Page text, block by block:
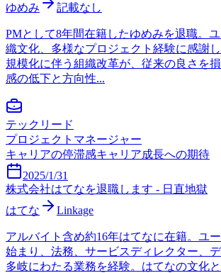
ゆめみ
記載なし
PMとして8年間在籍したゆめみを退職。
織文化、多様なプロジェクト経験に感謝
規模化に伴う組織改革が、従来の良さを
感の低下と方向性...
テックリード
プロジェクトマネージャー
キャリアの停滞感キャリア成長への期待
2025/1/31
株式会社はてなを退職します - 日直地獄
はてな
Linkage
アルバイト含め約16年はてなに在籍。ユ
始まり、法務、サービスディレクター、
多岐にわたる業務を経験。はてなの文化